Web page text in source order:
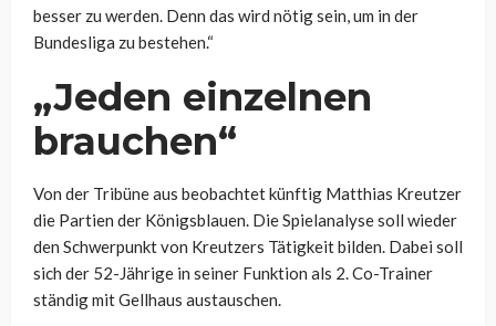
besser zu werden. Denn das wird nötig sein, um in der
Bundesliga zu bestehen.“
„Jeden einzelnen
brauchen“
Von der Tribüne aus beobachtet künftig Matthias Kreutzer
die Partien der Königsblauen. Die Spielanalyse soll wieder
den Schwerpunkt von Kreutzers Tätigkeit bilden. Dabei soll
sich der 52-Jährige in seiner Funktion als 2. Co-Trainer
ständig mit Gellhaus austauschen.